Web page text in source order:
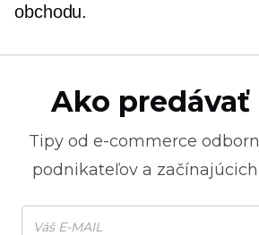
obchodu.
Ako
Tipy od e-commerce
podnikateľov a